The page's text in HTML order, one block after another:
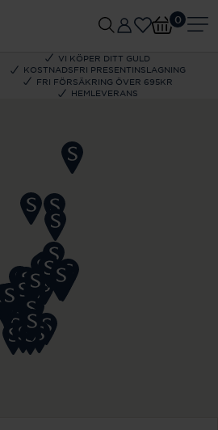
VI KÖPER DITT GULD
KOSTNADSFRI PRESENTINSLAGNING
FRI FÖRSÄKRING ÖVER 695KR
HEMLEVERANS
0